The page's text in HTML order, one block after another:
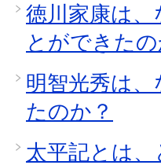
徳川家康は、
とができたの
明智光秀は
たのか？
太平記とは